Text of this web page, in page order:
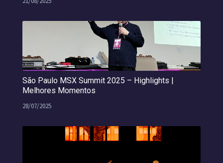
São Paulo MSX Summit 2025 – Highlights |
Melhores Momentos
28/07/2025